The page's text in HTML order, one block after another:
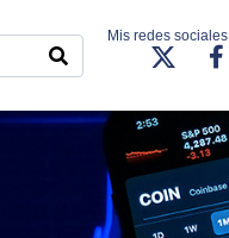
Mis redes sociales